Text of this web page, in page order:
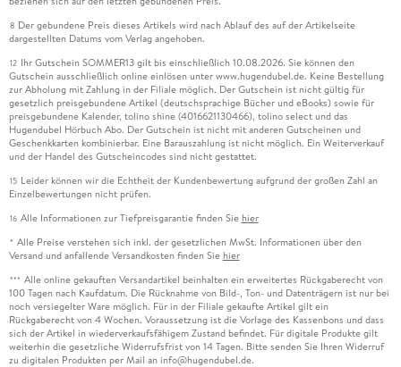
8 Der gebundene Preis dieses Artikels wird nach Ablauf des auf der Artikelseite
dargestellten Datums vom Verlag angehoben.
12 Ihr Gutschein SOMMER13 gilt bis einschließlich 10.08.2026. Sie können den
Gutschein ausschließlich online einlösen unter www.hugendubel.de. Keine Bestellung
zur Abholung mit Zahlung in der Filiale möglich. Der Gutschein ist nicht gültig für
gesetzlich preisgebundene Artikel (deutschsprachige Bücher und eBooks) sowie für
preisgebundene Kalender, tolino shine (4016621130466), tolino select und das
Hugendubel Hörbuch Abo. Der Gutschein ist nicht mit anderen Gutscheinen und
Geschenkkarten kombinierbar. Eine Barauszahlung ist nicht möglich. Ein Weiterverkauf
und der Handel des Gutscheincodes sind nicht gestattet.
15 Leider können wir die Echtheit der Kundenbewertung aufgrund der großen Zahl an
Einzelbewertungen nicht prüfen.
16 Alle Informationen zur Tiefpreisgarantie finden Sie hier
* Alle Preise verstehen sich inkl. der gesetzlichen MwSt. Informationen über den
Versand und anfallende Versandkosten finden Sie hier
*** Alle online gekauften Versandartikel beinhalten ein erweitertes Rückgaberecht von
100 Tagen nach Kaufdatum. Die Rücknahme von Bild-, Ton- und Datenträgern ist nur bei
noch versiegelter Ware möglich. Für in der Filiale gekaufte Artikel gilt ein
Rückgaberecht von 4 Wochen. Voraussetzung ist die Vorlage des Kassenbons und dass
sich der Artikel in wiederverkaufsfähigem Zustand befindet. Für digitale Produkte gilt
weiterhin die gesetzliche Widerrufsfrist von 14 Tagen. Bitte senden Sie Ihren Widerruf
zu digitalen Produkten per Mail an info@hugendubel.de.